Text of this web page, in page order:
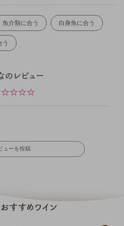
魚介類に合う 白身魚に合う
う
☆☆☆☆
ューを投稿